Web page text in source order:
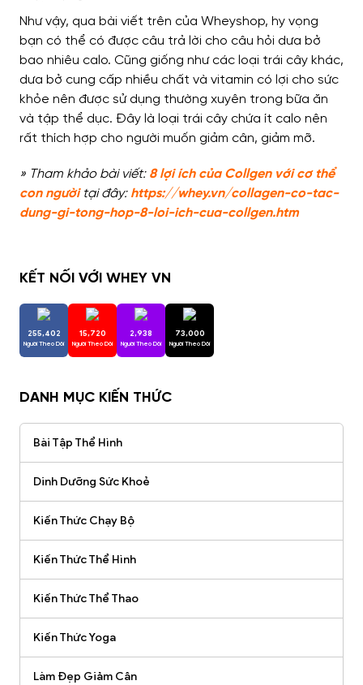
Như vậy, qua bài viết trên của Wheyshop, hy vọng
bạn có thể có được câu trả lời cho câu hỏi dưa bở
bao nhiêu calo. Cũng giống như các loại trái cây khác,
dưa bở cung cấp nhiều chất và vitamin có lợi cho sức
khỏe nên được sử dụng thường xuyên trong bữa ăn
và tập thể dục. Đây là loại trái cây chứa ít calo nên
rất thích hợp cho người muốn giảm cân, giảm mỡ.
» Tham khảo bài viết: 8 lợi ích của Collgen với cơ thể
con người tại đây: https://whey.vn/collagen-co-tac-
dung-gi-tong-hop-8-loi-ich-cua-collgen.htm
KẾT NỐI VỚI WHEY VN
255,402
Người Theo Dõi
15,720
Người Theo Dõi
2,938
Người Theo Dõi
73,000
Người Theo Dõi
DANH MỤC KIẾN THỨC
Bài Tập Thể Hình
Dinh Dưỡng Sức Khoẻ
Kiến Thức Chạy Bộ
Kiến Thức Thể Hình
Kiến Thức Thể Thao
Kiến Thức Yoga
Làm Đẹp Giảm Cân